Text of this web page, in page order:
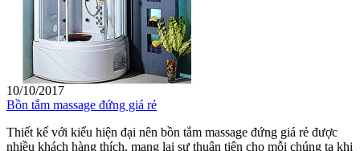
10/10/2017
Bồn tắm massage đứng giá rẻ
Thiết kế với kiểu hiện đại nên bồn tắm massage đứng giá rẻ được
nhiều khách hàng thích, mang lại sự thuận tiện cho mỗi chúng ta khi